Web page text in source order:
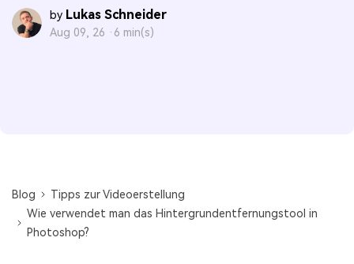
by Lukas Schneider
Aug 09, 26 · 6 min(s)
Blog
Tipps zur Videoerstellung
Wie verwendet man das Hintergrundentfernungstool in
Photoshop?